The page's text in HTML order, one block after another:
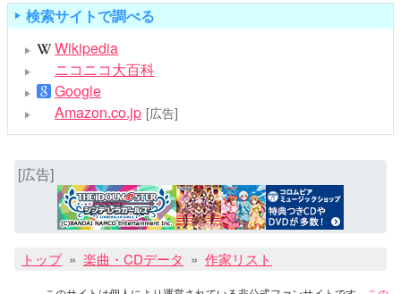
検索サイトで調べる
Wikipedia
ニコニコ大百科
Google
Amazon.co.jp [広告]
[広告]
トップ 楽曲・CDデータ 作家リスト